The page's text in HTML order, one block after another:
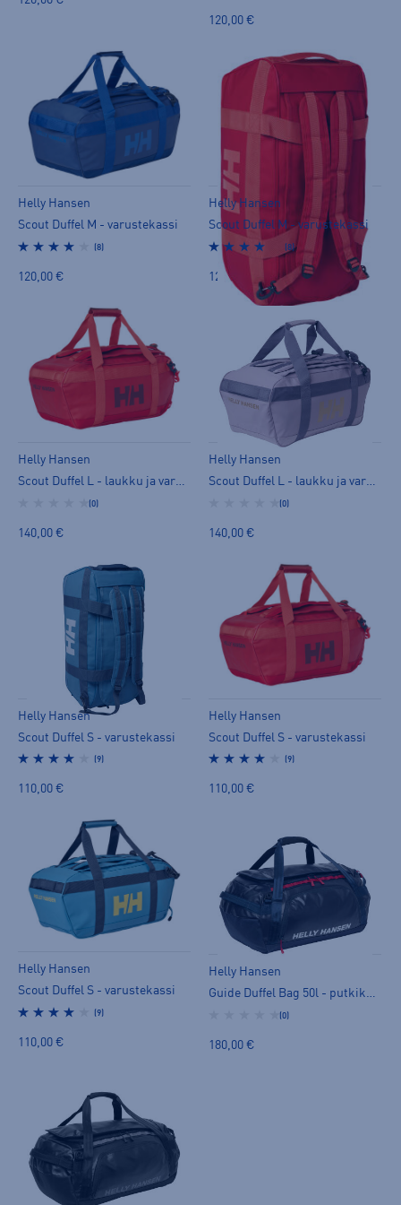
120,00 €
Helly Hansen
Scout Duffel M - varustekassi
(8)
120,00 €
Helly Hansen
Scout Duffel M - varustekassi
(8)
120,00 €
Helly Hansen
Scout Duffel L - laukku ja varustekassi
(0)
140,00 €
Helly Hansen
Scout Duffel L - laukku ja varustekassi
(0)
140,00 €
Helly Hansen
Scout Duffel S - varustekassi
(9)
110,00 €
Helly Hansen
Scout Duffel S - varustekassi
(9)
110,00 €
Helly Hansen
Scout Duffel S - varustekassi
(9)
110,00 €
Helly Hansen
Guide Duffel Bag 50l - putkikassi
(0)
180,00 €